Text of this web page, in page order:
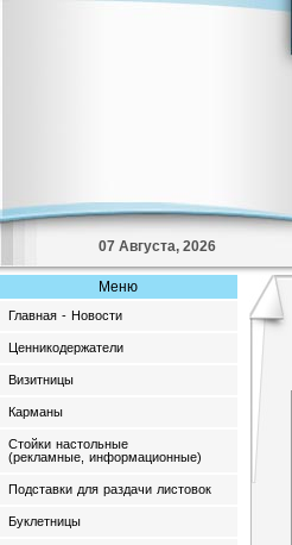
07 Августа, 2026
Меню
Главная - Новости
Ценникодержатели
Визитницы
Карманы
Стойки настольные
(рекламные, информационные)
Подставки для раздачи листовок
Буклетницы